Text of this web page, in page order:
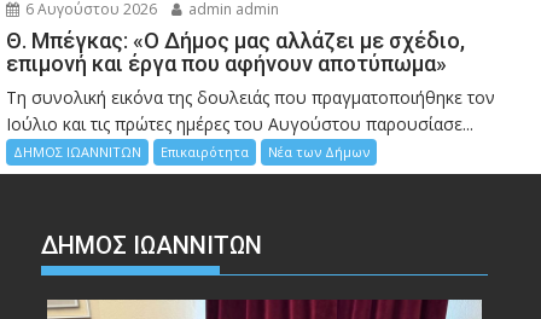
6 Αυγούστου 2026 admin admin
Θ. Μπέγκας: «Ο Δήμος μας αλλάζει με σχέδιο,
επιμονή και έργα που αφήνουν αποτύπωμα»
Τη συνολική εικόνα της δουλειάς που πραγματοποιήθηκε τον
Ιούλιο και τις πρώτες ημέρες του Αυγούστου παρουσίασε...
ΔΗΜΟΣ ΙΩΑΝΝΙΤΩΝ Επικαιρότητα Νέα των Δήμων
ΔΗΜΟΣ ΙΩΑΝΝΙΤΩΝ